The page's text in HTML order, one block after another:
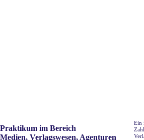
Praktikum im Bereich
Medien, Verlagswesen, Agenturen
Ein